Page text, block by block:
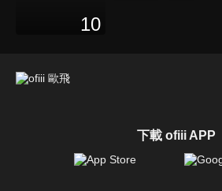
10
下載 ofiii APP